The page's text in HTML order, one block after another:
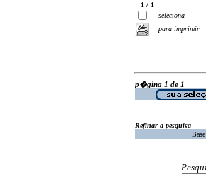
1 / 1
seleciona
para imprimir
p�gina 1 de 1
Refinar a pesquisa